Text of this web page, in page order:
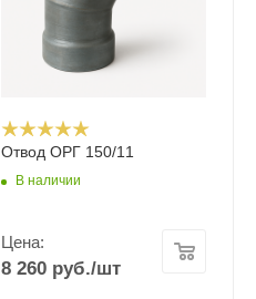
Отвод ОРГ 150/11
В наличии
Цена:
8 260руб./шт